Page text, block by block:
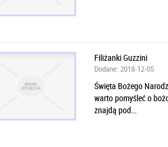
Filiżanki Guzzini
Dodane: 2018-12-05
Święta Bożego
warto pomyśleć o
znajdą pod...